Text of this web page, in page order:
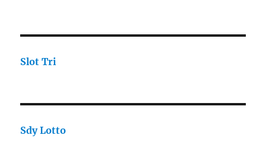
Slot Tri
Sdy Lotto